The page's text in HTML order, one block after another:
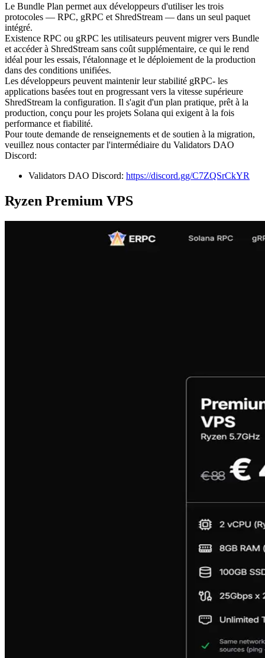
Le Bundle Plan permet aux développeurs d'utiliser les trois
protocoles — RPC, gRPC et ShredStream — dans un seul paquet
intégré.
Existence RPC ou gRPC les utilisateurs peuvent migrer vers Bundle
et accéder à ShredStream sans coût supplémentaire, ce qui le rend
idéal pour les essais, l'étalonnage et le déploiement de la production
dans des conditions unifiées.
Les développeurs peuvent maintenir leur stabilité gRPC- les
applications basées tout en progressant vers la vitesse supérieure
ShredStream la configuration. Il s'agit d'un plan pratique, prêt à la
production, conçu pour les projets Solana qui exigent à la fois
performance et fiabilité.
Pour toute demande de renseignements et de soutien à la migration,
veuillez nous contacter par l'intermédiaire du Validators DAO
Discord:
Validators DAO Discord: https://discord.gg/C7ZQSrCkYR
Ryzen Premium VPS